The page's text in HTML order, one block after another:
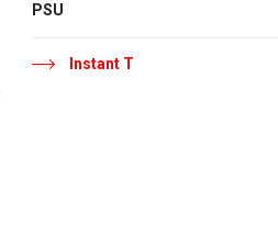
PSU
Instant T